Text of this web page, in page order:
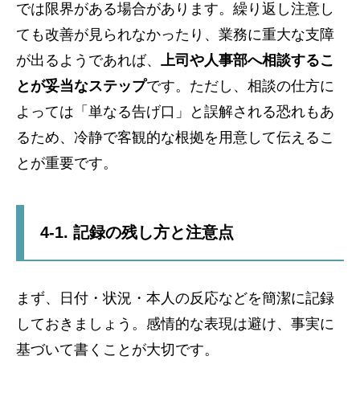
では限界がある場合があります。繰り返し注意し
ても改善が見られなかったり、業務に重大な支障
が出るようであれば、 上司や人事部へ相談するこ
とが妥当なステップです。ただし、相談の仕方に
よっては「単なる告げ口」と誤解される恐れもあ
るため、冷静で客観的な根拠を用意して伝えるこ
とが重要です。
4-1. 記録の残し方と注意点
まず、日付・状況・本人の反応などを簡潔に記録
しておきましょう。感情的な表現は避け、事実に
基づいて書くことが大切です。